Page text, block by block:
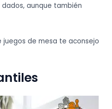
aunque también
de mesa te aconsejo